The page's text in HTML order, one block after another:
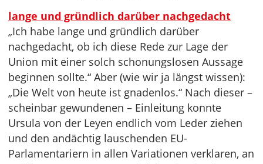
lange und gründlich darüber nachgedacht
„Ich habe lange und gründlich darüber
nachgedacht, ob ich diese Rede zur Lage der
Union mit einer solch schonungslosen Aussage
beginnen sollte.“ Aber (wie wir ja längst wissen):
„Die Welt von heute ist gnadenlos.“ Nach dieser –
scheinbar gewundenen – Einleitung konnte
Ursula von der Leyen endlich vom Leder ziehen
und den andächtig lauschenden EU-
Parlamentariern in allen Variationen verklaren, an